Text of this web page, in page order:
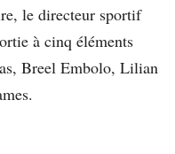
le directeur sportif
à cinq éléments
Breel Embolo, Lilian